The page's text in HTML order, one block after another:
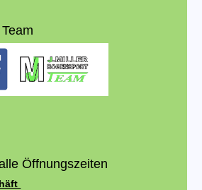
Öffnungszeiten